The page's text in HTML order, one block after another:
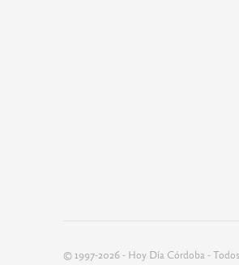
© 1997-2026 - Hoy Día Córdoba -